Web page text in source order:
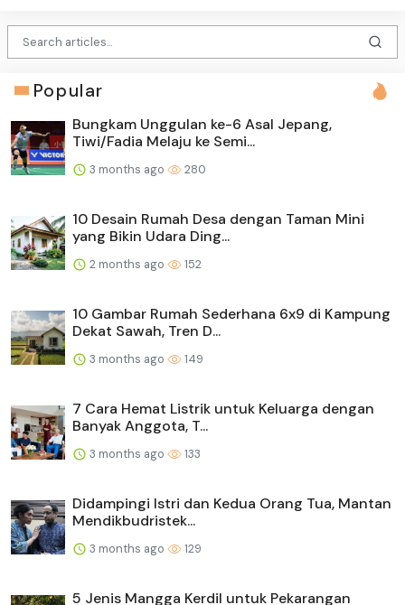
Popular
Bungkam Unggulan ke-6 Asal Jepang,
Tiwi/Fadia Melaju ke Semi...
3 months ago 280
10 Desain Rumah Desa dengan Taman Mini
yang Bikin Udara Ding...
2 months ago 152
10 Gambar Rumah Sederhana 6x9 di Kampung
Dekat Sawah, Tren D...
3 months ago 149
7 Cara Hemat Listrik untuk Keluarga dengan
Banyak Anggota, T...
3 months ago 133
Didampingi Istri dan Kedua Orang Tua, Mantan
Mendikbudristek...
3 months ago 129
5 Jenis Mangga Kerdil untuk Pekarangan